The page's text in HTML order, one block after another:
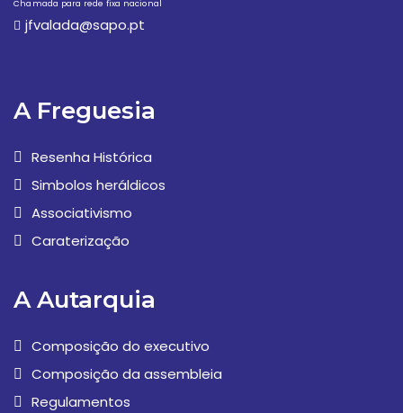
Chamada para rede fixa nacional
jfvalada@sapo.pt
A Freguesia
Resenha Histórica
Simbolos heráldicos
Associativismo
Caraterização
A Autarquia
Composição do executivo
Composição da assembleia
Regulamentos